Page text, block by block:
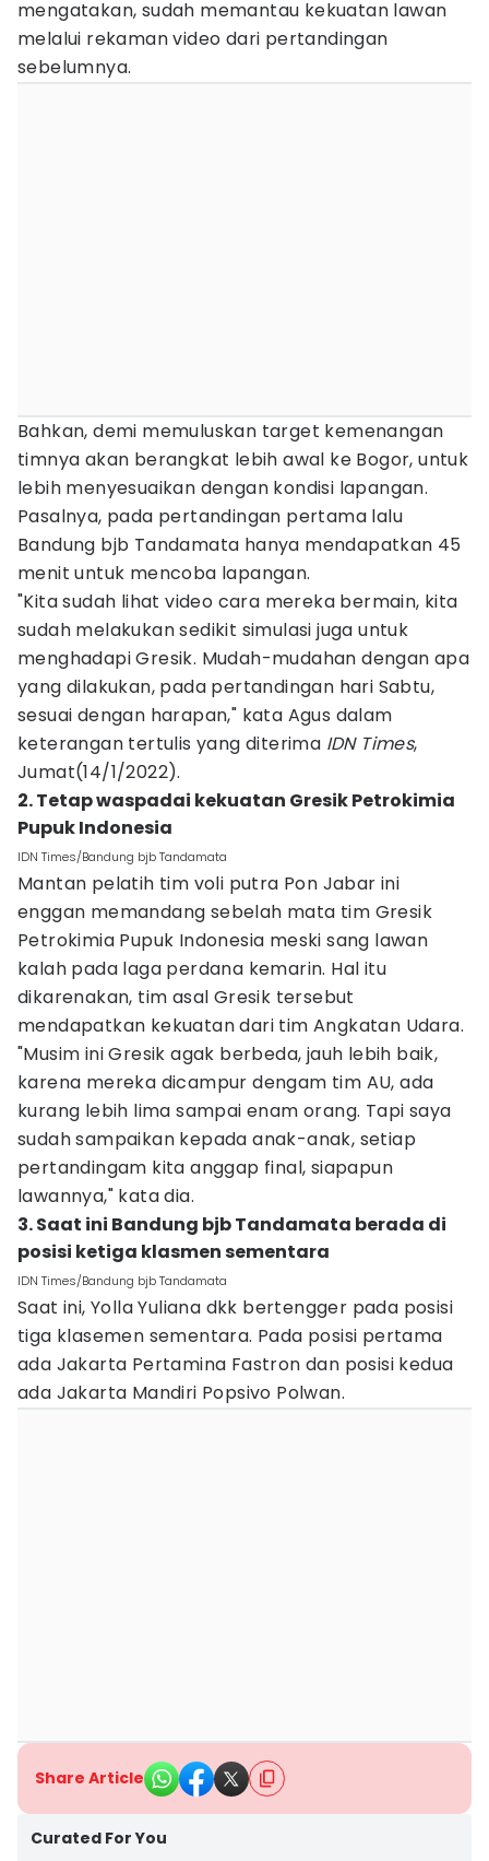
mengatakan, sudah memantau kekuatan lawan
melalui rekaman video dari pertandingan
sebelumnya.
Bahkan, demi memuluskan target kemenangan
timnya akan berangkat lebih awal ke Bogor, untuk
lebih menyesuaikan dengan kondisi lapangan.
Pasalnya, pada pertandingan pertama lalu
Bandung bjb Tandamata hanya mendapatkan 45
menit untuk mencoba lapangan.
"Kita sudah lihat video cara mereka bermain, kita
sudah melakukan sedikit simulasi juga untuk
menghadapi Gresik. Mudah-mudahan dengan apa
yang dilakukan, pada pertandingan hari Sabtu,
sesuai dengan harapan," kata Agus dalam
keterangan tertulis yang diterima IDN Times,
Jumat(14/1/2022).
2. Tetap waspadai kekuatan Gresik Petrokimia
Pupuk Indonesia
IDN Times/Bandung bjb Tandamata
Mantan pelatih tim voli putra Pon Jabar ini
enggan memandang sebelah mata tim Gresik
Petrokimia Pupuk Indonesia meski sang lawan
kalah pada laga perdana kemarin. Hal itu
dikarenakan, tim asal Gresik tersebut
mendapatkan kekuatan dari tim Angkatan Udara.
"Musim ini Gresik agak berbeda, jauh lebih baik,
karena mereka dicampur dengam tim AU, ada
kurang lebih lima sampai enam orang. Tapi saya
sudah sampaikan kepada anak-anak, setiap
pertandingam kita anggap final, siapapun
lawannya," kata dia.
3. Saat ini Bandung bjb Tandamata berada di
posisi ketiga klasmen sementara
IDN Times/Bandung bjb Tandamata
Saat ini, Yolla Yuliana dkk bertengger pada posisi
tiga klasemen sementara. Pada posisi pertama
ada Jakarta Pertamina Fastron dan posisi kedua
ada Jakarta Mandiri Popsivo Polwan.
Share Article
Curated For You